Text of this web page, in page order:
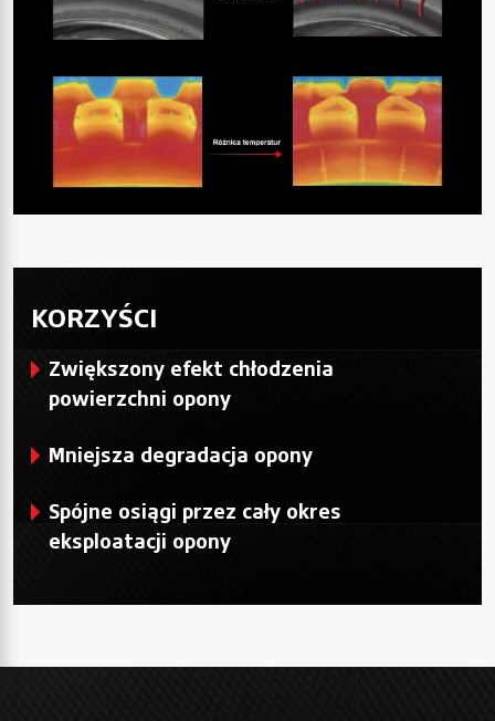
KORZYŚCI
Zwiększony efekt chłodzenia
powierzchni opony
Mniejsza degradacja opony
Spójne osiągi przez cały okres
eksploatacji opony